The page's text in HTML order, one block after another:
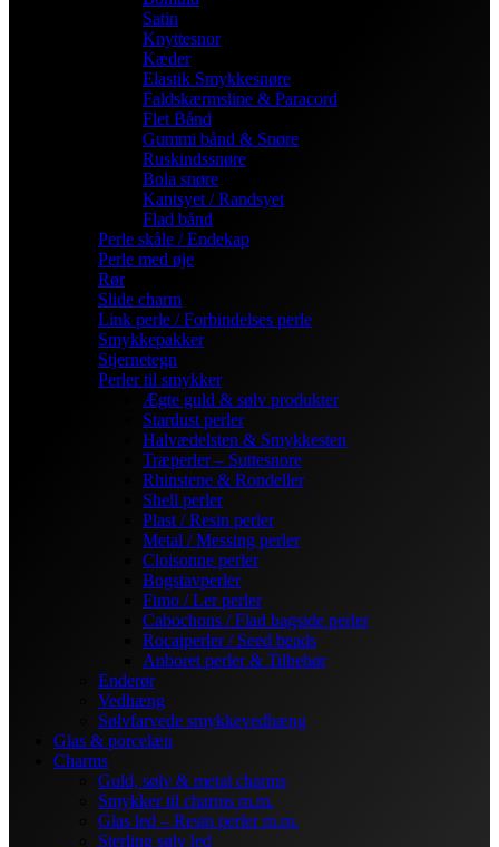
Satin
Knyttesnor
Kæder
Elastik Smykkesnøre
Faldskærmsline & Paracord
Flet Bånd
Gummi bånd & Snøre
Ruskindssnøre
Bola snøre
Kantsyet / Randsyet
Flad bånd
Perle skåle / Endekap
Perle med øje
Rør
Slide charm
Link perle / Forbindelses perle
Smykkepakker
Stjernetegn
Perler til smykker
Ægte guld & sølv produkter
Stardust perler
Halvædelsten & Smykkesten
Træperler – Suttesnore
Rhinstene & Rondeller
Shell perler
Plast / Resin perler
Metal / Messing perler
Cloisonne perler
Bogstavperler
Fimo / Ler perler
Cabochons / Flad bagside perler
Rocaiperler / Seed beads
Anboret perler & Tilbehør
Enderør
Vedhæng
Sølvfarvede smykkevedhæng
Glas & porcelæn
Charms
Guld, sølv & metal charms
Smykker til charms m.m.
Glas led – Resin perler m.m.
Sterling sølv led